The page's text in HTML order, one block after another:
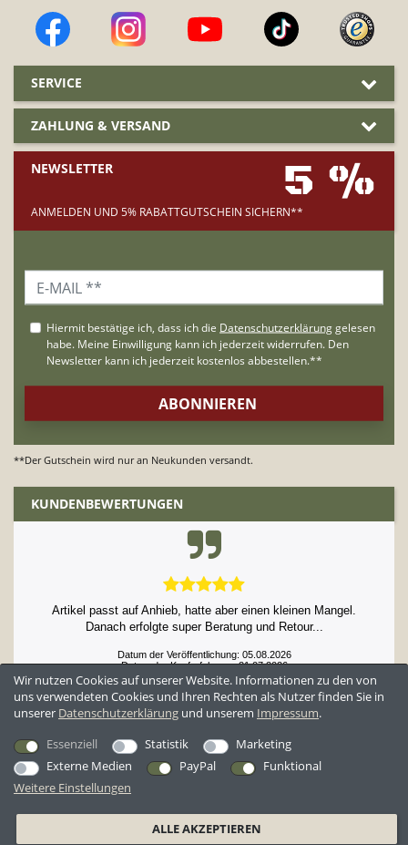
SERVICE
ZAHLUNG & VERSAND
NEWSLETTER 5 %
ANMELDEN UND 5% RABATTGUTSCHEIN SICHERN**
**Der Gutschein wird nur an Neukunden versandt.
KUNDENBEWERTUNGEN
Artikel passt auf Anhieb, hatte aber einen kleinen Mangel.
Danach erfolgte super Beratung und Retour...
Datum der Veröffentlichung: 05.08.2026
Datum der Kauferfahrung: 21.07.2026
Wir nutzen Cookies auf unserer Website. Informationen zu den von
uns verwendeten Cookies und Ihren Rechten als Nutzer finden Sie in
unserer Daten­schutz­erklärung und unserem Impressum.
Essenziell
Statistik
Marketing
Externe Medien
PayPal
Funktional
Weitere Einstellungen
ALLE AKZEPTIEREN
AGB Datenschutzerklärung Widerrufsrecht Widerrufsformular